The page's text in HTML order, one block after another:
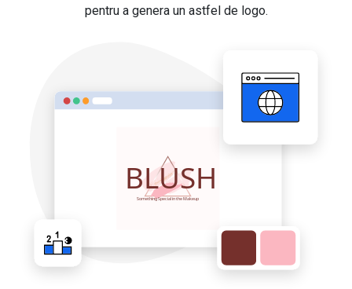
pentru a genera un astfel de logo.